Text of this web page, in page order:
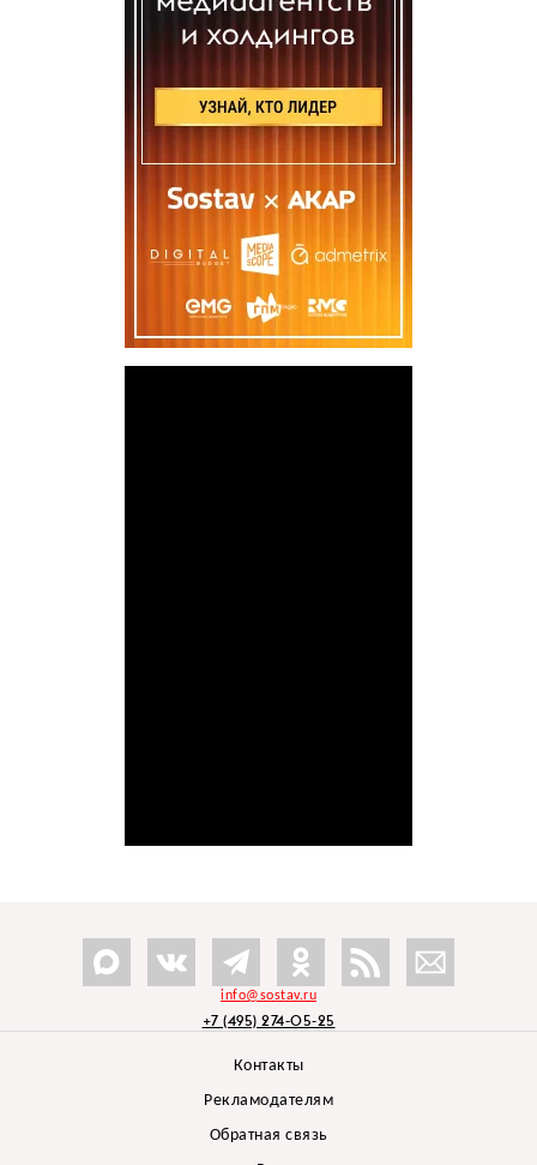
info@sostav.ru
+7 (495) 274-05-25
Контакты
Рекламодателям
Обратная связь